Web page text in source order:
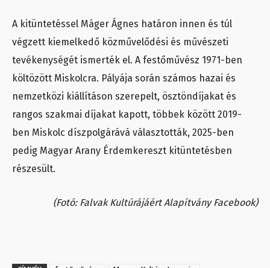
A kitüntetéssel Máger Ágnes határon innen és túl
végzett kiemelkedő közművelődési és művészeti
tevékenységét ismerték el. A festőművész 1971-ben
költözött Miskolcra. Pályája során számos hazai és
nemzetközi kiállításon szerepelt, ösztöndíjakat és
rangos szakmai díjakat kapott, többek között 2019-
ben Miskolc díszpolgárává választották, 2025-ben
pedig Magyar Arany Érdemkereszt kitüntetésben
részesült.
(Fotó: Falvak Kultúrájáért Alapítvány Facebook)